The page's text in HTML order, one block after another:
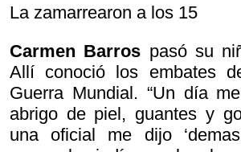
La zamarrearon a los 15
Carmen Barros pasó su
Allí conoció los embates
Guerra Mundial. “Un día
abrigo de piel, guantes y
una oficial me dijo